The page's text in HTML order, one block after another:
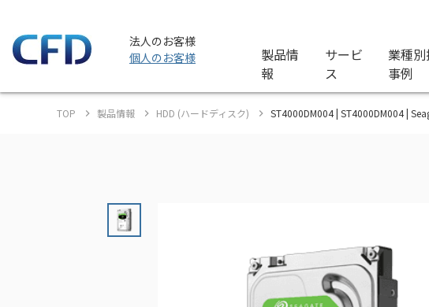
法人のお客様
個人のお客様
製品情
報
サービ
ス
業種別
事例
TOP 製品情報 HDD (ハードディスク) ST4000DM004 | ST4000DM004 |